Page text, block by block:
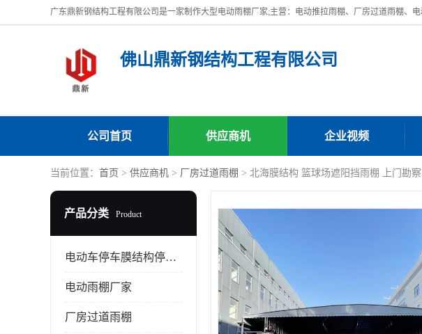
佛山鼎新钢结构工程有限公司
公司首页 供应商机 企业视频
当前位置： 首页 > 供应商机 > 厂房过道雨棚 > 北海膜结构 篮球场遮阳挡雨棚 上门勘察
产品分类 Product
电动车停车膜结构停车棚
电动雨棚厂家
厂房过道雨棚